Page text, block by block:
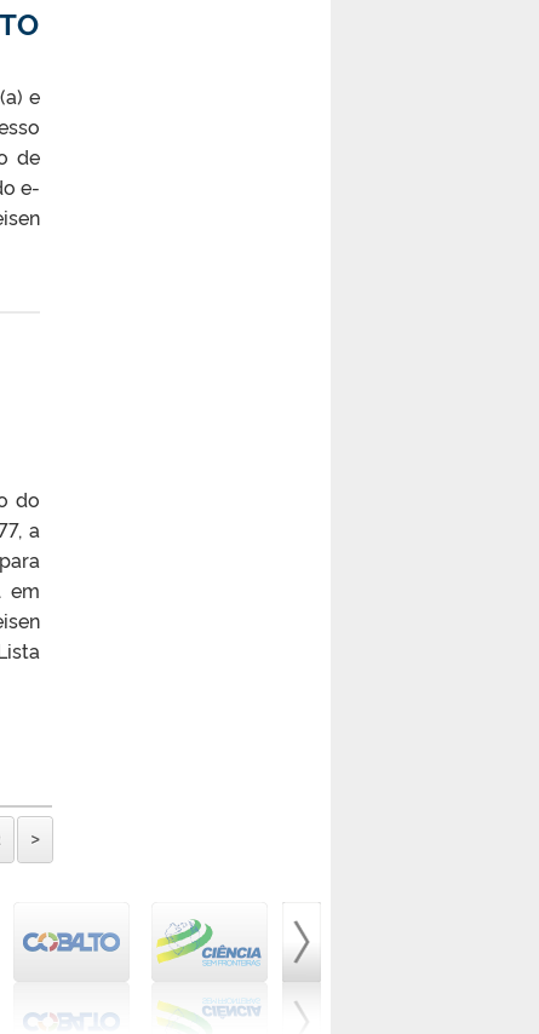
e
de
e-
do
a
em
>